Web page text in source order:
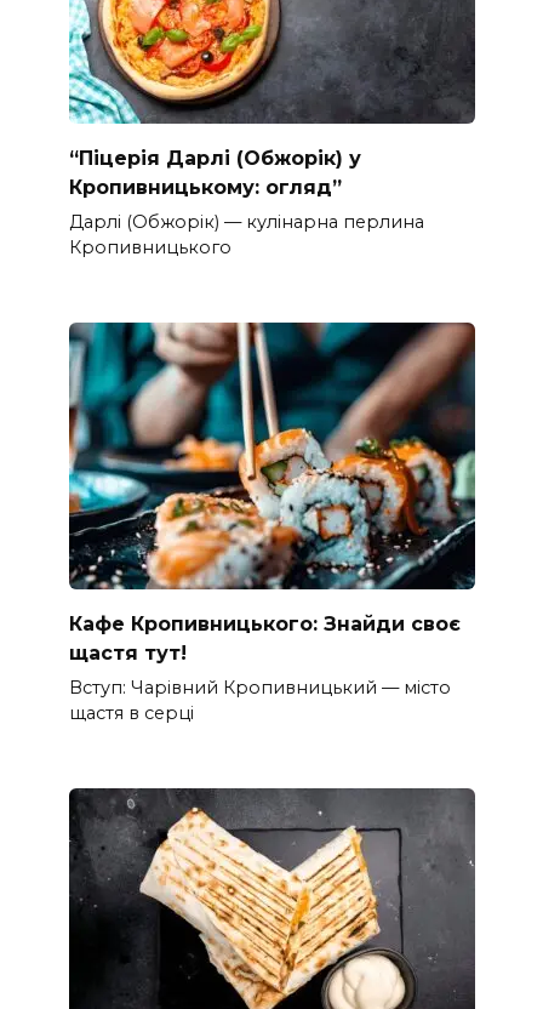
“Піцерія Дарлі (Обжорік) у
Кропивницькому: огляд”
Дарлі (Обжорік) — кулінарна перлина
Кропивницького
Кафе Кропивницького: Знайди своє
щастя тут!
Вступ: Чарівний Кропивницький — місто
щастя в серці